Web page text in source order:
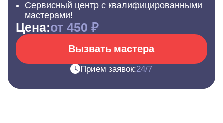
Сервисный центр с квалифицированными
мастерами!
Цена:от 450 ₽
Вызвать мастера
Прием заявок:24/7